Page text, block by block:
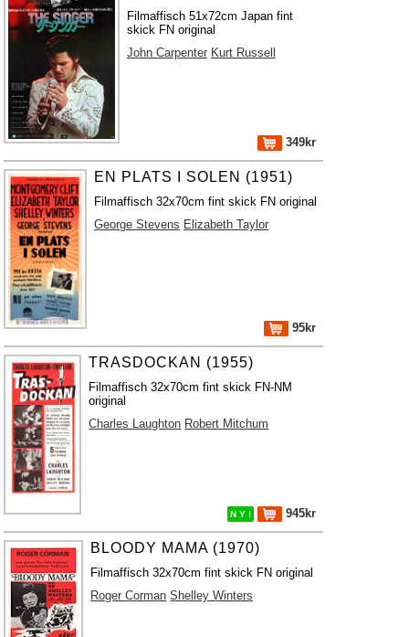
Filmaffisch 51x72cm Japan fint
skick FN original
John Carpenter Kurt Russell
349kr
EN PLATS I SOLEN (1951)
Filmaffisch 32x70cm fint skick FN original
George Stevens Elizabeth Taylor
95kr
TRASDOCKAN (1955)
Filmaffisch 32x70cm fint skick FN-NM
original
Charles Laughton Robert Mitchum
N Y ! 945kr
BLOODY MAMA (1970)
Filmaffisch 32x70cm fint skick FN original
Roger Corman Shelley Winters